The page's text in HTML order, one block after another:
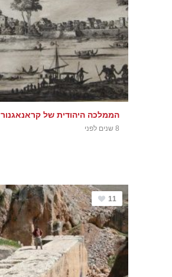
הממלכה היהודית של קראנאגנור
8 שנים לפני
11